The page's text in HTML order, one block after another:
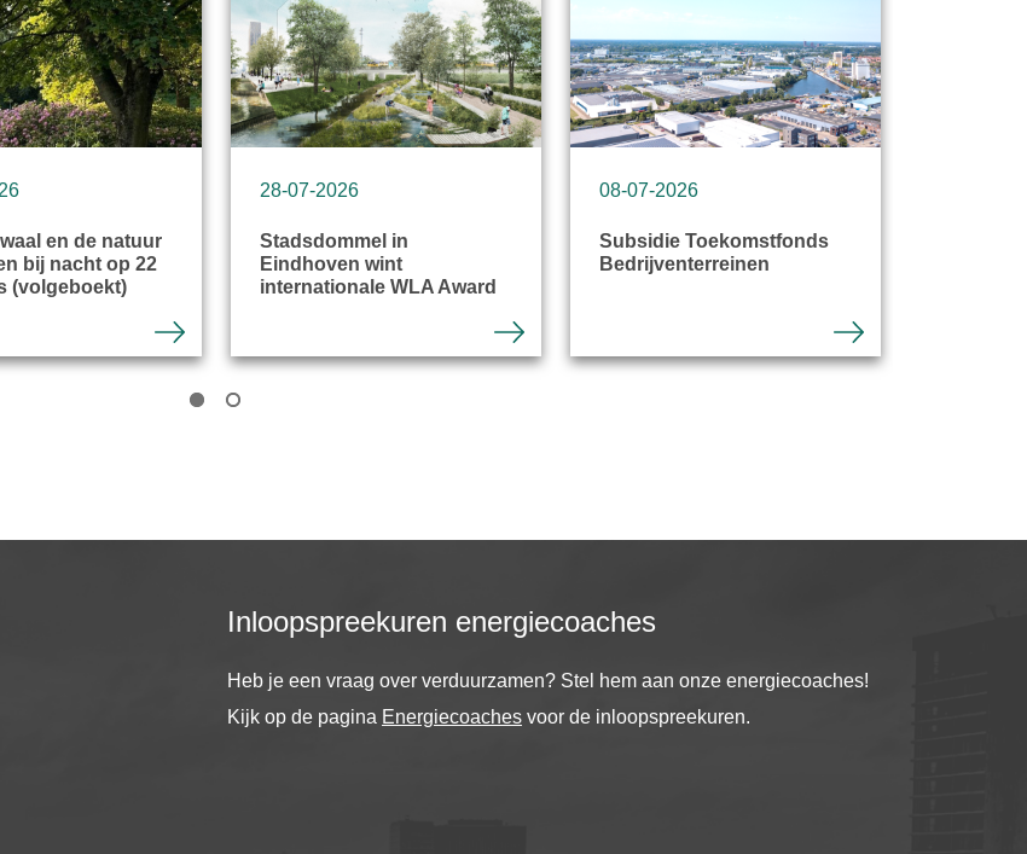
en de natuur
bij nacht op 22
(volgeboekt)
Stadsdommel in
Eindhoven wint
internationale WLA Award
28-07-2026
Subsidie Toekomstfonds
Bedrijventerreinen
08-07-2026
Inloopspreekuren energiecoaches
Heb je een vraag over verduurzamen? Stel hem aan onze energiecoaches!
Kijk op de pagina Energiecoaches voor de inloopspreekuren.